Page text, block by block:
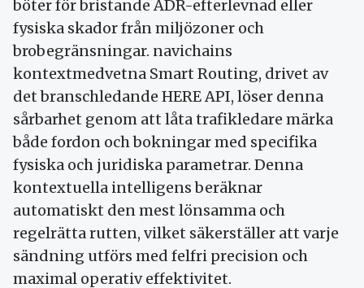
böter för bristande ADR-efterlevnad eller
fysiska skador från miljözoner och
brobegränsningar. navichains
kontextmedvetna Smart Routing, drivet av
det branschledande HERE API, löser denna
sårbarhet genom att låta trafikledare märka
både fordon och bokningar med specifika
fysiska och juridiska parametrar. Denna
kontextuella intelligens beräknar
automatiskt den mest lönsamma och
regelrätta rutten, vilket säkerställer att varje
sändning utförs med felfri precision och
maximal operativ effektivitet.